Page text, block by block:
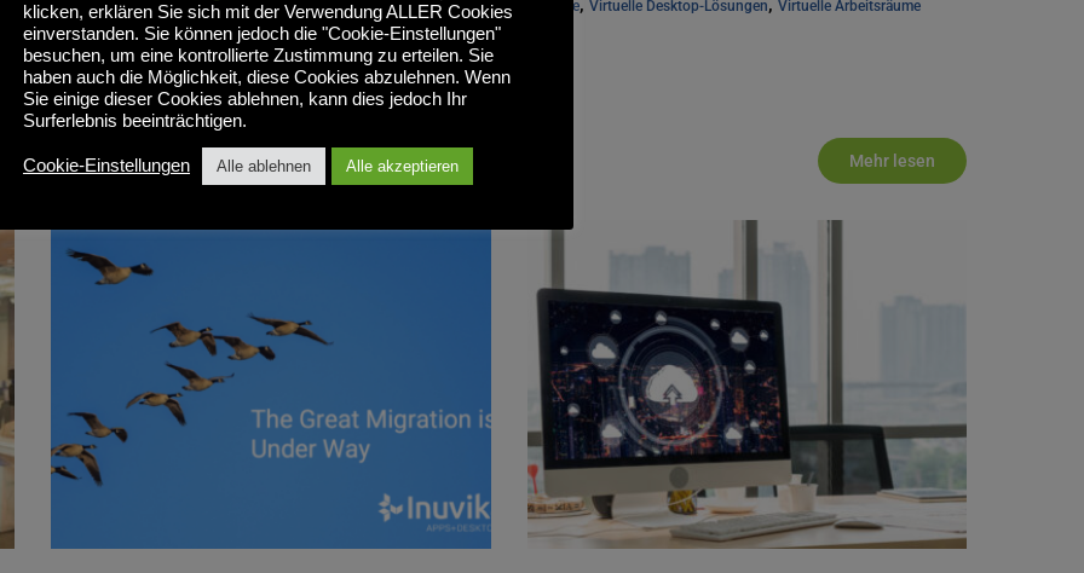
dominierten, [...]
Software zur Anwendungsvirtualisierung,
Alternativen zu Citrix und
Vmware, Desktop-Virtualisierung, Linux-Virtualisierungssoftware ,
Virtuelle Desktop-Lösungen
Mehr lesen
Vmware
Virtuelle Desktop-Lösungen Virtuelle Arbeitsräume
Mehr lesen
klicken, erklären Sie sich mit der Verwendung ALLER Cookies
einverstanden. Sie können jedoch die "Cookie-Einstellungen"
besuchen, um eine kontrollierte Zustimmung zu erteilen. Sie
haben auch die Möglichkeit, diese Cookies abzulehnen. Wenn
Sie einige dieser Cookies ablehnen, kann dies jedoch Ihr
Surferlebnis beeinträchtigen.
Cookie-Einstellungen Alle ablehnen Alle akzeptieren